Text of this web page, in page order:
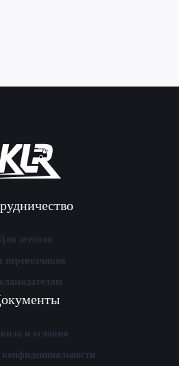
Для агентов
перевозчиков
и условия
конфиденциальности